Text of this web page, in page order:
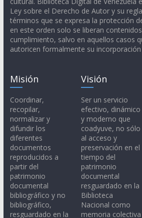
Ley sobre el Derecho de Autor y su
términos que se expresa la protección
en este orden solo se liberan
cumplimiento, salvo en aquellos casos
autoricen formalmente su
Misión
Coordinar,
recopilar,
normalizar y
difundir los
diferentes
documentos
reproducidos a
partir del
patrimonio
documental
bibliográfico y no
bibliográfico,
resguardado en la
Visión
Ser un servicio
efectivo, dinámico
y moderno que
coadyuve, no sólo
al acceso y
preservación en el
tiempo del
patrimonio
documental
resguardado en la
Biblioteca
Nacional como
memoria colectiva